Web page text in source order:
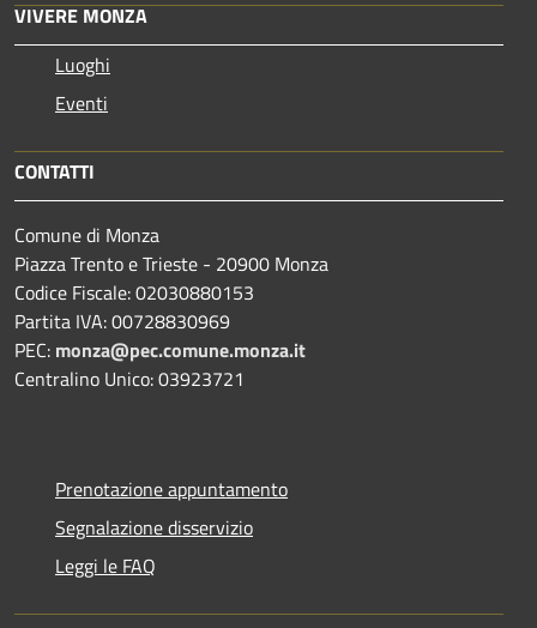
VIVERE MONZA
Luoghi
Eventi
CONTATTI
Comune di Monza
Piazza Trento e Trieste - 20900 Monza
Codice Fiscale: 02030880153
Partita IVA: 00728830969
PEC: monza@pec.comune.monza.it
Centralino Unico: 03923721
Prenotazione appuntamento
Segnalazione disservizio
Leggi le FAQ